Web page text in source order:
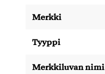
Merkki
Tyyppi
Merkkiluvan nimi